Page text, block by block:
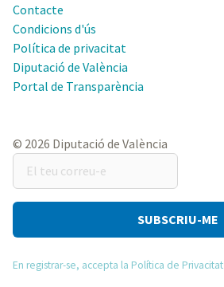
Contacte
Condicions d'ús
Política de privacitat
Diputació de València
Portal de Transparència
© 2026 Diputació de València
El
teu
correu-
En registrar-se, accepta la Política de Privacitat